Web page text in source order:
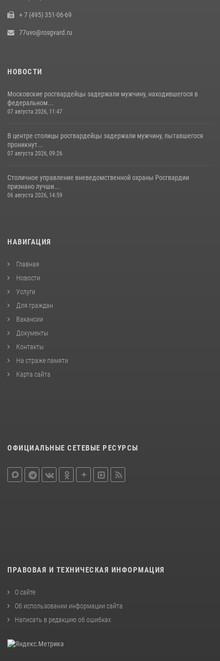
17 июля 2026, 14:00
+ 7 (495) 351-06-69
77uvo@rosgvard.ru
НОВОСТИ
Московские росгвардейцы задержали мужчину, находившегося в
федеральном...
07 августа 2026, 11:47
В центре столицы росгвардейцы задержали мужчину, пытавшегося
проникнут...
07 августа 2026, 09:26
Столичное управление вневедомственной охраны Росгвардии
признано лучши...
06 августа 2026, 14:59
НАВИГАЦИЯ
Главная
Новости
Услуги
Для граждан
Вакансии
Документы
Контакты
На страже памяти
Карта сайта
ОФИЦИАЛЬНЫЕ СЕТЕВЫЕ РЕСУРСЫ
ПРАВОВАЯ И ТЕХНИЧЕСКАЯ ИНФОРМАЦИЯ
О сайте
Об использовании информации сайта
Написать в редакцию об ошибках